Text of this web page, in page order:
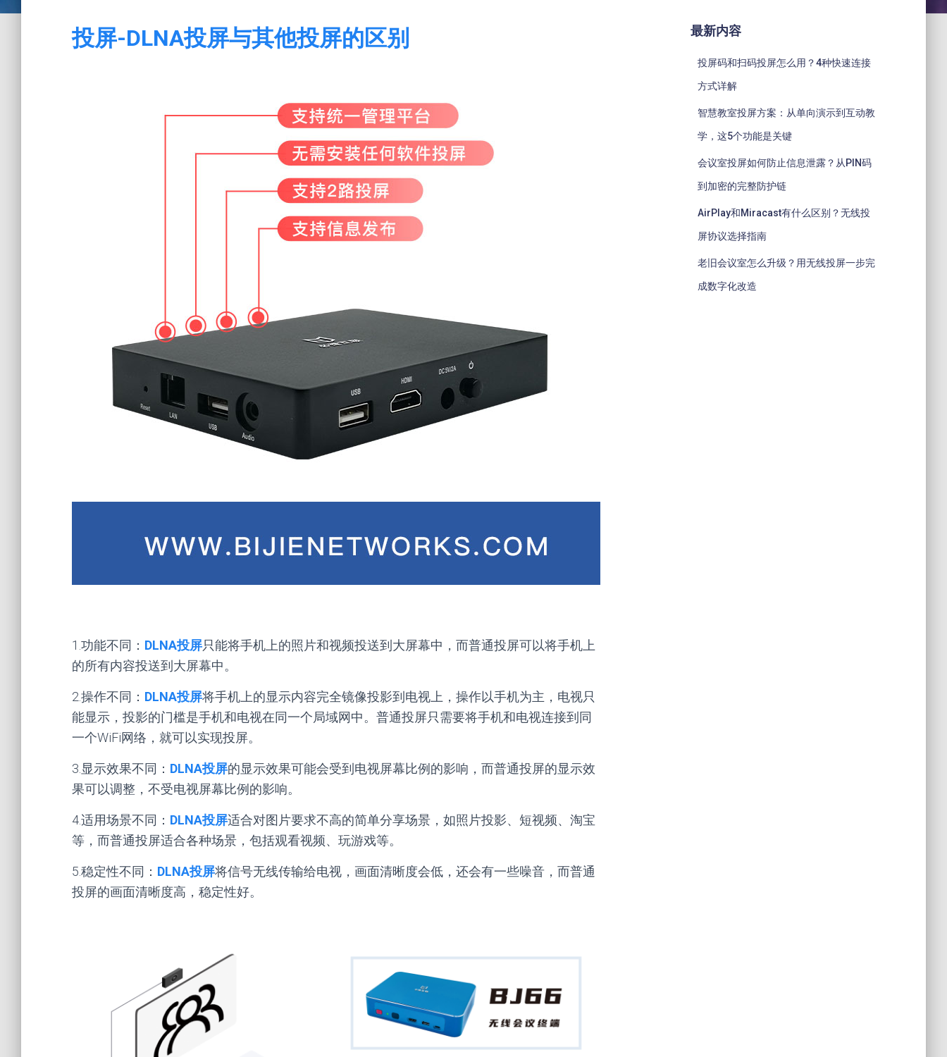
投屏-DLNA投屏与其他投屏的区别
1.功能不同： DLNA投屏只能将手机上的照片和视频投送到大屏幕中，而普通投屏可以将手机上
的所有内容投送到大屏幕中。
2.操作不同： DLNA投屏将手机上的显示内容完全镜像投影到电视上，操作以手机为主，电视只
能显示，投影的门槛是手机和电视在同一个局域网中。普通投屏只需要将手机和电视连接到同
一个WiFi网络，就可以实现投屏。
3.显示效果不同： DLNA投屏的显示效果可能会受到电视屏幕比例的影响，而普通投屏的显示效
果可以调整，不受电视屏幕比例的影响。
4.适用场景不同： DLNA投屏适合对图片要求不高的简单分享场景，如照片投影、短视频、淘宝
等，而普通投屏适合各种场景，包括观看视频、玩游戏等。
5.稳定性不同： DLNA投屏将信号无线传输给电视，画面清晰度会低，还会有一些噪音，而普通
投屏的画面清晰度高，稳定性好。
最新内容
投屏码和扫码投屏怎么用？4种快速连接
方式详解
智慧教室投屏方案：从单向演示到互动教
学，这5个功能是关键
会议室投屏如何防止信息泄露？从PIN码
到加密的完整防护链
AirPlay和Miracast有什么区别？无线投
屏协议选择指南
老旧会议室怎么升级？用无线投屏一步完
成数字化改造